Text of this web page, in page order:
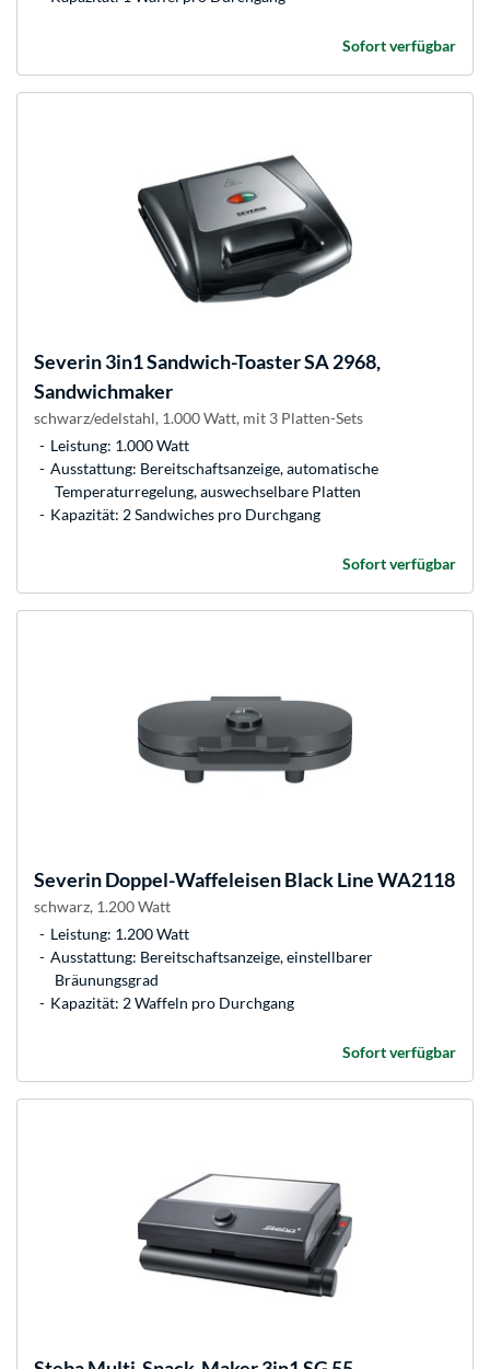
Sofort verfügbar
Severin3in1 Sandwich-Toaster SA 2968,
Sandwichmaker
schwarz/edelstahl, 1.000 Watt, mit 3 Platten-Sets
Leistung: 1.000 Watt
Ausstattung: Bereitschaftsanzeige, automatische
Temperaturregelung, auswechselbare Platten
Kapazität: 2 Sandwiches pro Durchgang
Sofort verfügbar
SeverinDoppel-Waffeleisen Black Line WA2118
schwarz, 1.200 Watt
Leistung: 1.200 Watt
Ausstattung: Bereitschaftsanzeige, einstellbarer
Bräunungsgrad
Kapazität: 2 Waffeln pro Durchgang
Sofort verfügbar